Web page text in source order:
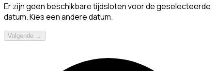
Er zijn geen beschikbare tijdsloten voor de geselecteerde
datum. Kies een andere datum.
Volgende →